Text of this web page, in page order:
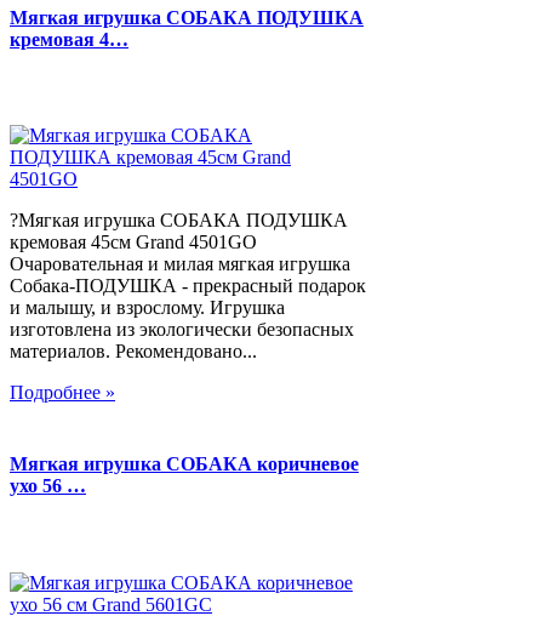
Мягкая игрушка СОБАКА ПОДУШКА
кремовая 4…
?Мягкая игрушка СОБАКА ПОДУШКА
кремовая 45см Grand 4501GO
Очаровательная и милая мягкая игрушка
Собака-ПОДУШКА - прекрасный подарок
и малышу, и взрослому. Игрушка
изготовлена из экологически безопасных
материалов. Рекомендовано...
Подробнее »
Мягкая игрушка СОБАКА коричневое
ухо 56 …